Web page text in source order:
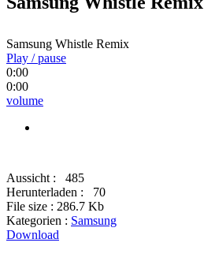
Samsung Whistle Remix
Play / pause
0:00
0:00
volume
Aussicht :
485
Herunterladen :
70
File size : 286.7 Kb
Kategorien : Samsung
Download